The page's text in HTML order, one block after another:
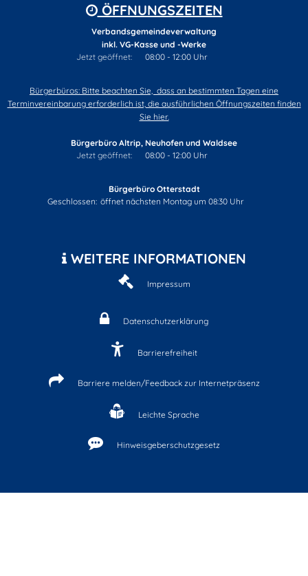
ÖFFNUNGSZEITEN
Verbandsgemeindeverwaltung
inkl. VG-Kasse und -Werke
Klicken, um weitere Öffnungs- oder Schließzeiten
Jetzt geöffnet: 08:00 - 12:00 Uhr
Bürgerbüros: Bitte beachten Sie, dass an bestimmten Tagen eine
Terminvereinbarung erforderlich ist, die ausführlichen Öffnungszeiten finden
Sie hier.
Bürgerbüro Altrip, Neuhofen und Waldsee
Klicken, um weitere Öffnungs- oder Schließzeiten
Jetzt geöffnet: 08:00 - 12:00 Uhr
Bürgerbüro Otterstadt
Klicken, um weitere Öffnungs- oder Schließzeiten auszublenden
Geschlossen: öffnet nächsten Montag um 08:30 Uhr
WEITERE INFORMATIONEN
Impressum
Datenschutzerklärung
Barrierefreiheit
Barriere melden/Feedback zur Internetpräsenz
Leichte Sprache
Hinweisgeberschutzgesetz